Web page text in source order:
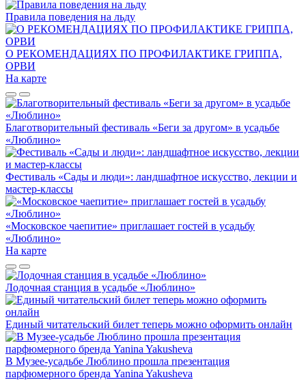
Правила поведения на льду
О РЕКОМЕНДАЦИЯХ ПО ПРОФИЛАКТИКЕ ГРИППА,
ОРВИ
На карте
Благотворительный фестиваль «Беги за другом» в усадьбе
«Люблино»
Фестиваль «Сады и люди»: ландшафтное искусство, лекции и
мастер-классы
«Московское чаепитие» приглашает гостей в усадьбу
«Люблино»
На карте
Лодочная станция в усадьбе «Люблино»
Единый читательский билет теперь можно оформить онлайн
В Музее-усадьбе Люблино прошла презентация
парфюмерного бренда Yanina Yakusheva